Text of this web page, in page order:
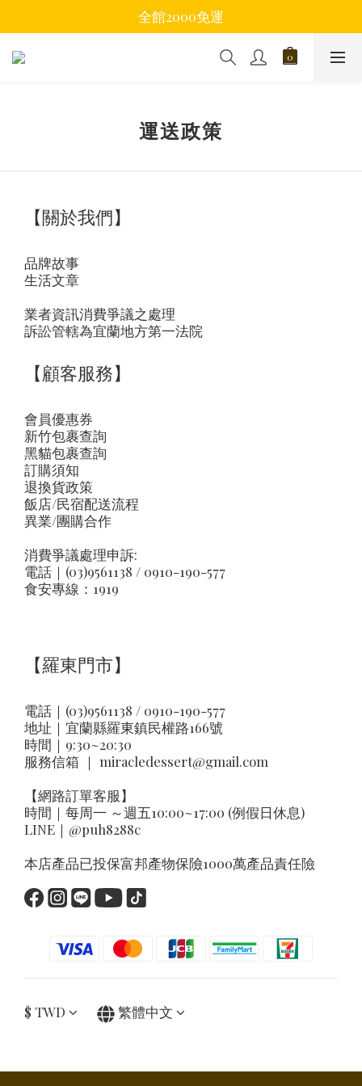
全館2000免運
運送政策
【關於我們】
品牌故事
生活文章
業者資訊消費爭議之處理
訴訟管轄為宜蘭地方第一法院
【顧客服務】
會員優惠券
新竹包裹查詢
黑貓包裹查詢
訂購須知
退換貨政策
飯店/民宿配送流程
異業/團購合作
消費爭議處理申訴:
電話｜(03)9561138 / 0910-190-577
食安專線：1919
【羅東門市】
電話｜(03)9561138 / 0910-190-577
地址｜ 宜蘭縣羅東鎮民權路166號
時間｜9:30~20:30
服務信箱 ｜ miracledessert@gmail.com
【網路訂單客服】
時間｜每周一 ～週五10:00~17:00 (例假日休息)
LINE｜ @puh8288c
本店產品已投保富邦產物保險1000萬產品責任險
$ TWD 繁體中文